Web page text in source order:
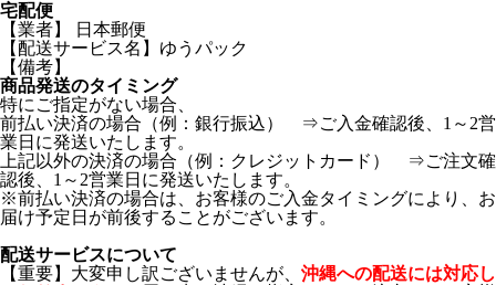
宅配便
【業者】 日本郵便
【配送サービス名】ゆうパック
【備考】
商品発送のタイミング
特にご指定がない場合、
前払い決済の場合（例：銀行振込） ⇒ご入金確認後、1～2営
業日に発送いたします。
上記以外の決済の場合（例：クレジットカード） ⇒ご注文確
認後、1～2営業日に発送いたします。
※前払い決済の場合は、お客様のご入金タイミングにより、お
届け予定日が前後することがございます。
配送サービスについて
【重要】大変申し訳ございませんが、 沖縄への配送には対応し